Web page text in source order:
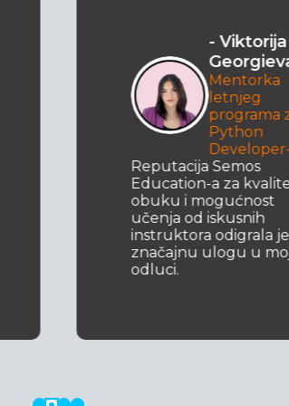
-
Po završetku
Semos
sebe u nekoj
koja radi sa
kao što su na
Samsung,
kompanija